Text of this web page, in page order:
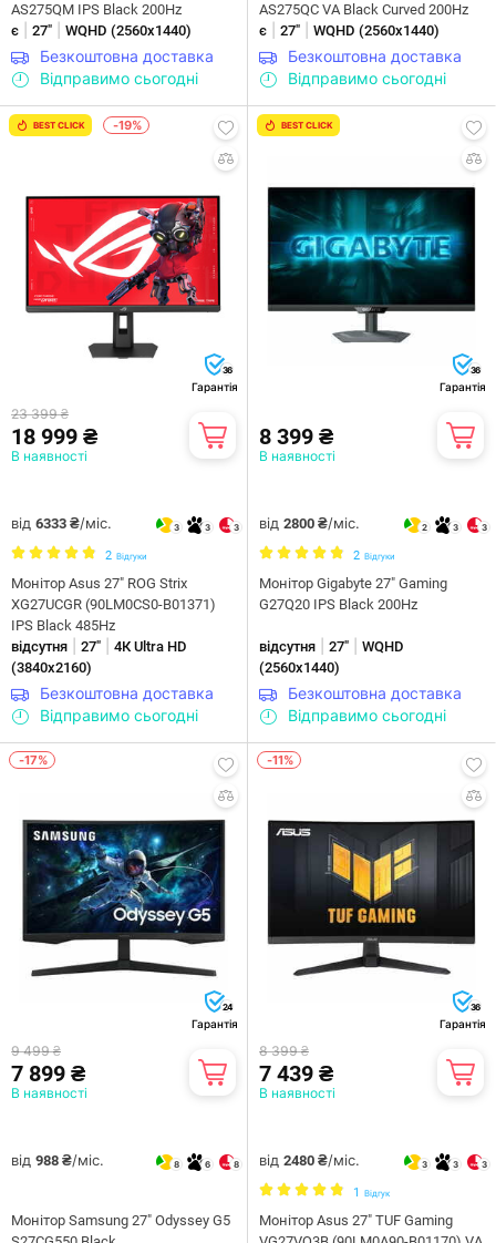
AS275QM IPS Black 200Hz
є
27" WQHD (2560х1440)
Безкоштовна доставка
Відправимо сьогодні
AS275QC VA Black Curved 200Hz
є
27" WQHD (2560х1440)
Безкоштовна доставка
Відправимо сьогодні
BEST CLICK -19%
36
Гарантія
23 399 ₴
18 999 ₴
В наявності
від 6333 ₴/міс. 3 3 3
2 Відгуки
Монітор Asus 27" ROG Strix
XG27UCGR (90LM0CS0-B01371)
IPS Black 485Hz
відсутня
27"
4К Ultra HD
(3840х2160)
Безкоштовна доставка
Відправимо сьогодні
BEST CLICK
36
Гарантія
8 399 ₴
В наявності
від 2800 ₴/міс. 2 3 3
2 Відгуки
Монітор Gigabyte 27" Gaming
G27Q20 IPS Black 200Hz
відсутня 27"
WQHD
(2560х1440)
Безкоштовна доставка
Відправимо сьогодні
-17%
24
Гарантія
9 499 ₴
7 899 ₴
В наявності
від 988 ₴/міс. 8 6 8
Монiтор Samsung 27" Odyssey G5
-11%
36
Гарантія
8 399 ₴
7 439 ₴
В наявності
від 2480 ₴/міс. 3 3 3
1 Відгук
Монітор Asus 27" TUF Gaming